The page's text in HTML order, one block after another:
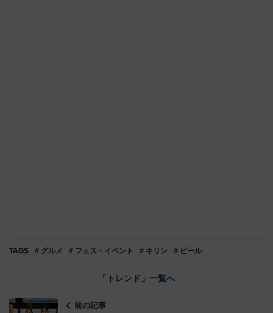
TAGS # グルメ # フェス・イベント # キリン # ビール
「トレンド」一覧へ
前の記事